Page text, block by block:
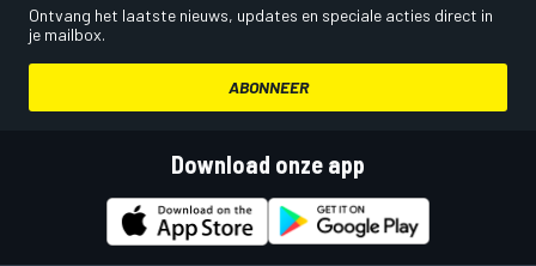
Ontvang het laatste nieuws, updates en speciale acties direct in
je mailbox.
ABONNEER
Download onze app